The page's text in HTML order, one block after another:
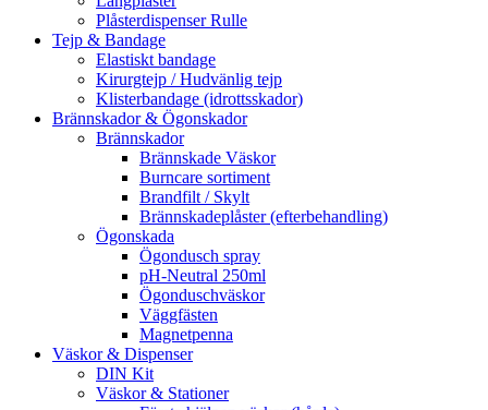
Plåsterdispenser Rulle
Tejp & Bandage
Elastiskt bandage
Kirurgtejp / Hudvänlig tejp
Klisterbandage (idrottsskador)
Brännskador & Ögonskador
Brännskador
Brännskade Väskor
Burncare sortiment
Brandfilt / Skylt
Brännskadeplåster (efterbehandling)
Ögonskada
Ögondusch spray
pH-Neutral 250ml
Ögonduschväskor
Väggfästen
Magnetpenna
Väskor & Dispenser
DIN Kit
Väskor & Stationer